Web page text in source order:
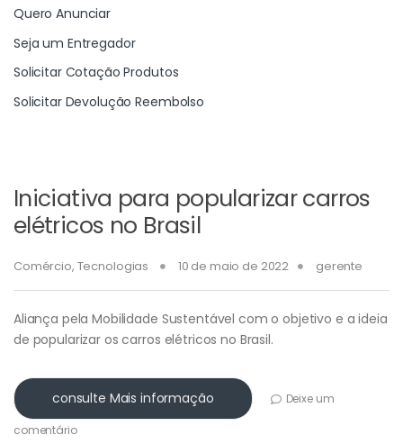
Iniciativa para popularizar carros
elétricos no Brasil
Comércio, Tecnologias 10 de maio de 2022 gerente
Aliança pela Mobilidade Sustentável com o objetivo e a ideia
de popularizar os carros elétricos no Brasil.
consulte Mais informação Deixe um
comentário
Quero Anunciar
Seja um Entregador
Solicitar Cotação Produtos
Solicitar Devolução Reembolso